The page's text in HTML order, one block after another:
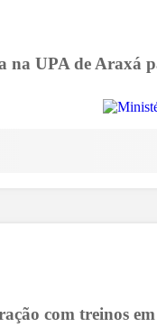
UPA de Araxá
com treinos